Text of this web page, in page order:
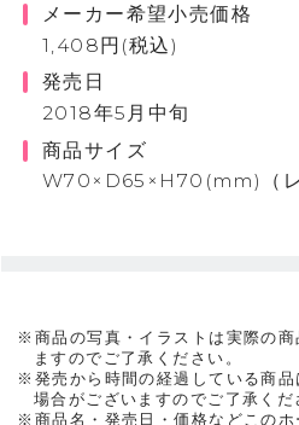
メーカー希望小売価格
1,408円(税込)
発売日
2018年5月中旬
商品サイズ
W70×D65×H70(mm)（レ
※商品の写真・イラストは実際の
ますのでご了承ください。
※発売から時間の経過している商
場合がございますのでご了承くだ
※商品名・発売日・価格などこの